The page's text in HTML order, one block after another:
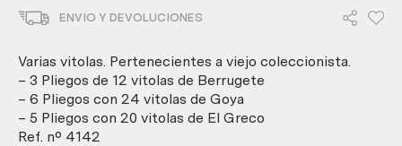
unidades
diferentes.
cantidad
ENVIO Y DEVOLUCIONES
Varias vitolas. Pertenecientes a viejo coleccionista.
– 3 Pliegos de 12 vitolas de Berrugete
– 6 Pliegos con 24 vitolas de Goya
– 5 Pliegos con 20 vitolas de El Greco
Ref. nº 4142